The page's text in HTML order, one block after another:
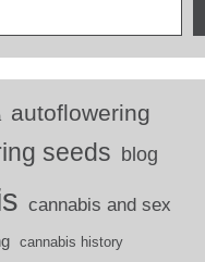
autoflowering
seeds blog
cannabis and sex
cannabis history